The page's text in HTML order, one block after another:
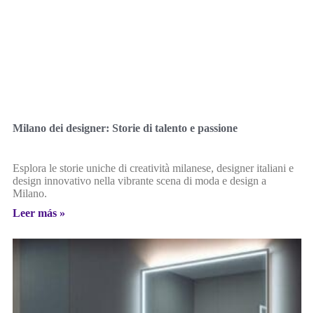
Milano dei designer: Storie di talento e passione
Esplora le storie uniche di creatività milanese, designer italiani e
design innovativo nella vibrante scena di moda e design a
Milano.
Leer más »